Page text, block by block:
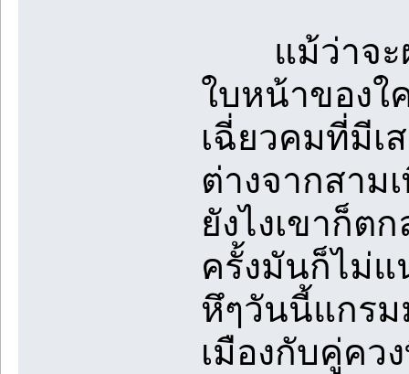
แม้ว่าจะผ่
ใบหน้าของใ
เฉี่ยวคมที่มีเ
ต่างจากสาม
ยังไงเขาก็ต
ครั้งมันก็ไม่แ
หึๆวันนี้แกรม
เมืองกับคู่คว